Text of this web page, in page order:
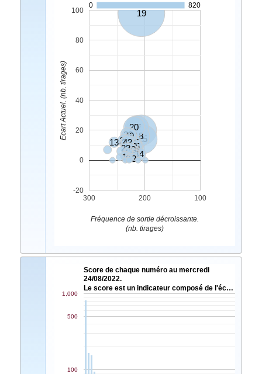
0
820
19
8
25
12
18
20
30
32
33
47
49
7
2445
10
26
31
34
43
3
628
35
40
11
13
23
48
45
1 2
9
300 200 100
-20
0
20
40
60
80
100
Fréquence de sortie décroissante.
(nb. tirages)
Ecart Actuel. (nb. tirages)
Score de chaque numéro au mercredi
24/08/2022.
Le score est un indicateur composé de l'éc…
100
500
1,000